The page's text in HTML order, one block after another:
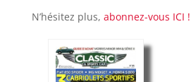
N’hésitez plus, abonnez-vous ICI !